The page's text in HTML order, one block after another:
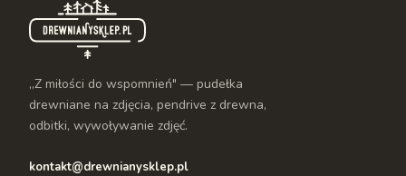
„Z miłości do wspomnień" — pudełka
drewniane na zdjęcia, pendrive z drewna,
odbitki, wywoływanie zdjęć.
kontakt@drewnianysklep.pl